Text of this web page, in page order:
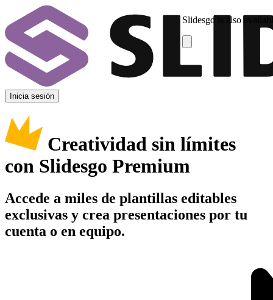
Slidesgo is also
Inicia sesión
Creatividad sin límites
con Slidesgo Premium
Accede a miles de plantillas editables
exclusivas y crea presentaciones por tu
cuenta o en equipo.